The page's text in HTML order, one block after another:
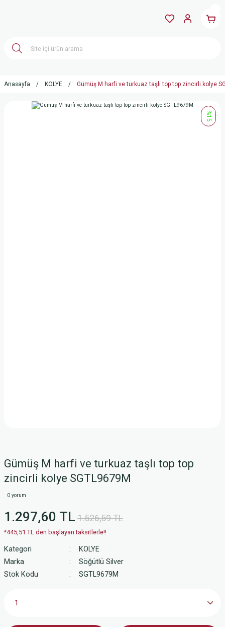
Anasayfa KOLYE Gümüş M harfi ve turkuaz taşlı top top zincirli kolye
%15
Gümüş M harfi ve turkuaz taşlı top top
zincirli kolye SGTL9679M
0 yorum
1.297,60 TL 1.526,59 TL
*445,51 TL den başlayan taksitlerle!!
Kategori
KOLYE
Marka
Söğütlü Silver
Stok Kodu
SGTL9679M